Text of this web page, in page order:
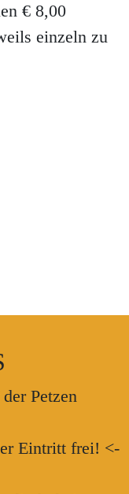
€ 8,00
einzeln zu
Petzen
Eintritt frei! <-